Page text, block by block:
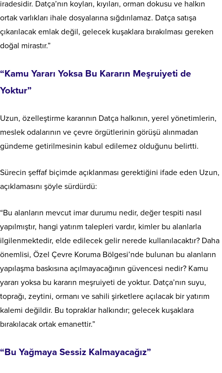
iradesidir. Datça’nın koyları, kıyıları, orman dokusu ve halkın
ortak varlıkları ihale dosyalarına sığdırılamaz. Datça satışa
çıkarılacak emlak değil, gelecek kuşaklara bırakılması gereken
doğal mirastır.”
“Kamu Yararı Yoksa Bu Kararın Meşruiyeti de
Yoktur”
Uzun, özelleştirme kararının Datça halkının, yerel yönetimlerin,
meslek odalarının ve çevre örgütlerinin görüşü alınmadan
gündeme getirilmesinin kabul edilemez olduğunu belirtti.
Sürecin şeffaf biçimde açıklanması gerektiğini ifade eden Uzun,
açıklamasını şöyle sürdürdü:
“Bu alanların mevcut imar durumu nedir, değer tespiti nasıl
yapılmıştır, hangi yatırım talepleri vardır, kimler bu alanlarla
ilgilenmektedir, elde edilecek gelir nerede kullanılacaktır? Daha
önemlisi, Özel Çevre Koruma Bölgesi’nde bulunan bu alanların
yapılaşma baskısına açılmayacağının güvencesi nedir? Kamu
yararı yoksa bu kararın meşruiyeti de yoktur. Datça’nın suyu,
toprağı, zeytini, ormanı ve sahili şirketlere açılacak bir yatırım
kalemi değildir. Bu topraklar halkındır; gelecek kuşaklara
bırakılacak ortak emanettir.”
“Bu Yağmaya Sessiz Kalmayacağız”